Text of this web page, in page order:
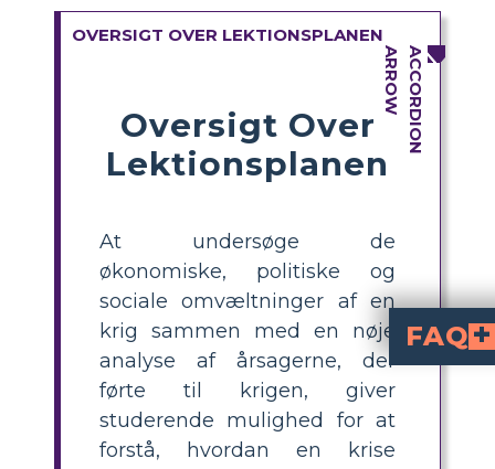
OVERSIGT OVER LEKTIONSPLANEN
Oversigt Over
Lektionsplanen
At undersøge de
økonomiske, politiske og
sociale omvæltninger af en
krig sammen med en nøje
analyse af årsagerne, der
førte til krigen, giver
studerende mulighed for at
forstå, hvordan en krise
FAQ